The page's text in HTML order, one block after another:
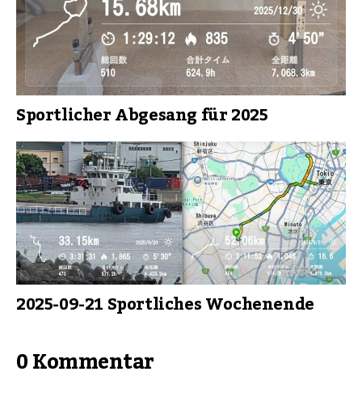
Sportlicher Abgesang für 2025
2025-09-21 Sportliches Wochenende
0 Kommentar